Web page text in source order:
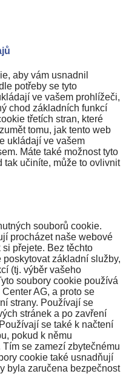
aby vám usnadnil
potřeby se tyto
ve vašem prohlížeči,
chod základních funkcí
třetích stran, které
tomu, jak tento web
ukládají ve vašem
Máte také možnost tyto
tak učiníte, může to ovlivnit
souborů cookie.
procházet naše webové
přejete. Bez těchto
základní služby,
(tj. výběr vašeho
soubory cookie používá
AG, a proto se
strany. Používají se
stránek a po zavření
se také k načtení
pokud k němu
se zamezí zbytečnému
cookie také usnadňují
byla zaručena bezpečnost